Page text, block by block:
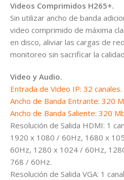
Videos Comprimidos H265+.
Sin utilizar ancho de banda
video comprimido de máxima
en disco, aliviar las cargas de
monitoreo sin sacrificar la
Video y Audio.
Entrada de Video IP: 32 canales.
Ancho de Banda Entrante: 320
Ancho de Banda Saliente: 320
Resolución de Salida HDMI: 1
1920 x 1080 / 60Hz, 1680 x
60Hz, 1280 x 1024 / 60Hz,
768 / 60Hz.
Resolución de Salida VGA: 1